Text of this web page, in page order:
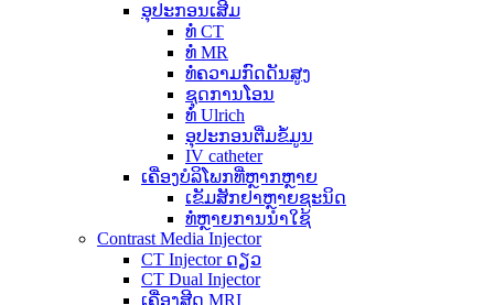
ອຸປະກອນເສີມ
ທໍ່ CT
ທໍ່ MR
ທໍ່ຄວາມກົດດັນສູງ
ຊຸດການໂອນ
ທໍ່ Ulrich
ອຸປະກອນຕື່ມຂໍ້ມູນ
IV catheter
ເຄື່ອງບໍລິໂພກທີ່ຫຼາກຫຼາຍ
ເຂັມສັກຢາຫຼາຍຊະນິດ
ທໍ່ຫຼາຍການນໍາໃຊ້
Contrast Media Injector
CT Injector ດຽວ
CT Dual Injector
ເຄື່ອງສີດ MRI